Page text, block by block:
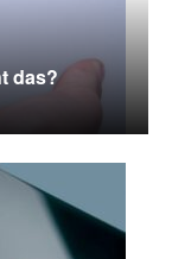
das?